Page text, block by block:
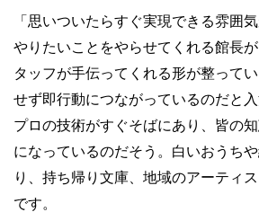
「思いついたらすぐ実現できる雰囲
やりたいことをやらせてくれる館長
タッフが手伝ってくれる形が整って
せず即行動につながっているのだと入
プロの技術がすぐそばにあり、皆の
になっているのだそう。白いおうち
り、持ち帰り文庫、地域のアーティ
です。